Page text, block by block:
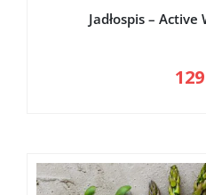
Jadłospis –
129